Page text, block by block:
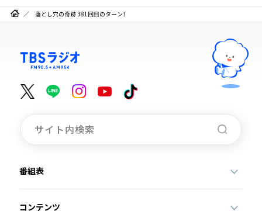
落とし穴の奇跡 381回目のターン！
番組表
コンテンツ